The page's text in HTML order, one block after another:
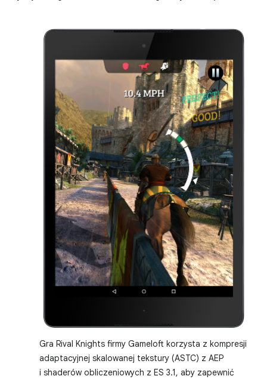
Gra Rival Knights firmy Gameloft korzysta z kompresji
adaptacyjnej skalowanej tekstury (ASTC) z AEP
i shaderów obliczeniowych z ES 3.1, aby zapewnić